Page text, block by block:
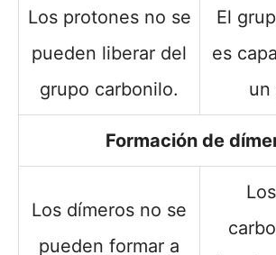
Los protones no se
pueden liberar del
grupo carbonilo.
El
es
un
Formación de
Los dímeros no se
pueden formar a